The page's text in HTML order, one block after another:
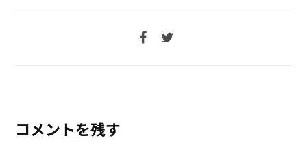
コメントを残す